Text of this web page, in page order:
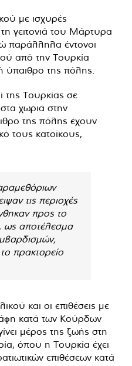
με ισχυρές
γειτονιά του Μάρτυρα
παράλληλα έντονοι
από την Τουρκία
ύπαιθρο της πόλης.
της Τουρκίας σε
στα χωριά στην
της πόλης έχουν
τους κατοίκους,
τις περιοχές
προς το
ως αποτέλεσμα
πρακτορείο
και οι επιθέσεις με
κατά των Κούρδων
μέρος της ζωής στη
όπου η Τουρκία έχει
επιθέσεων κατά